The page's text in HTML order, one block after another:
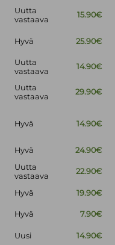
Uutta
vastaava
15.90€
Hyvä 25.90€
Uutta
vastaava
14.90€
Uutta
vastaava
29.90€
Hyvä 14.90€
Hyvä
24.90€
Uutta
vastaava
22.90€
Hyvä
19.90€
Hyvä 7.90€
Uusi
14.90€